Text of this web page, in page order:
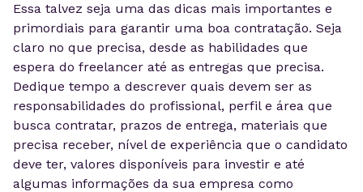
Essa talvez seja uma das dicas mais importantes e
primordiais para garantir uma boa contratação. Seja
claro no que precisa, desde as habilidades que
espera do freelancer até as entregas que precisa.
Dedique tempo a descrever quais devem ser as
responsabilidades do profissional, perfil e área que
busca contratar, prazos de entrega, materiais que
precisa receber, nível de experiência que o candidato
deve ter, valores disponíveis para investir e até
algumas informações da sua empresa como